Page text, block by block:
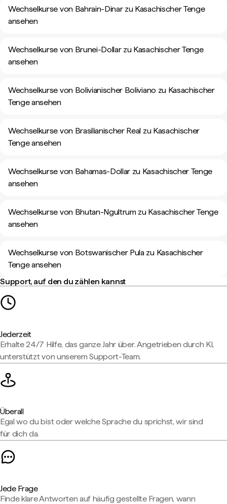
Wechselkurse von Bahrain-Dinar zu Kasachischer Tenge
ansehen
Wechselkurse von Brunei-Dollar zu Kasachischer Tenge
ansehen
Wechselkurse von Bolivianischer Boliviano zu Kasachischer
Tenge ansehen
Wechselkurse von Brasilianischer Real zu Kasachischer
Tenge ansehen
Wechselkurse von Bahamas-Dollar zu Kasachischer Tenge
ansehen
Wechselkurse von Bhutan-Ngultrum zu Kasachischer Tenge
ansehen
Wechselkurse von Botswanischer Pula zu Kasachischer
Tenge ansehen
Support, auf den du zählen kannst
Jederzeit
Erhalte 24/7 Hilfe, das ganze Jahr über. Angetrieben durch KI,
unterstützt von unserem Support-Team.
Überall
Egal wo du bist oder welche Sprache du sprichst, wir sind
für dich da.
Jede Frage
Finde klare Antworten auf häufig gestellte Fragen, wann